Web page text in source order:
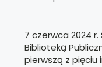
7 czerwca 2024
Biblioteką
pierwszą z pięciu